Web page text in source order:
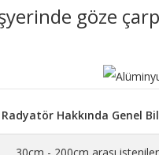
38,26 TL
göze
Hakkında Genel